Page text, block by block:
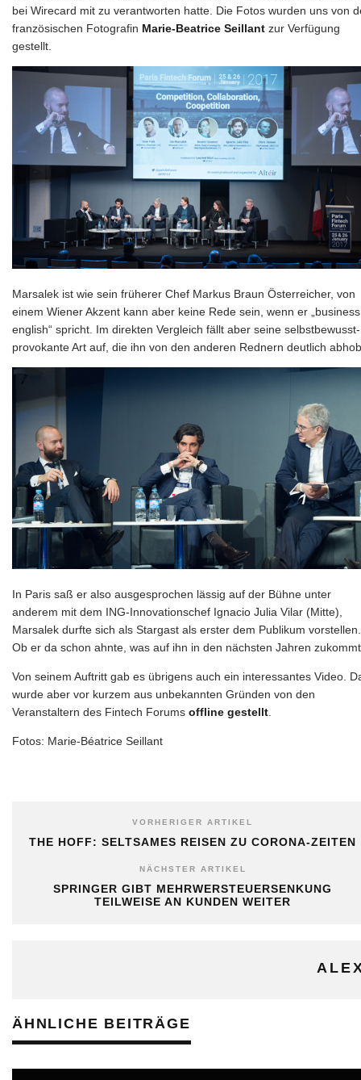
bei Wirecard mit zu verantworten hatte. Die Fotos wurden uns von
französischen Fotografin Marie-Beatrice Seillant zur Verfügung
gestellt.
Marsalek ist wie sein früherer Chef Markus Braun Österreicher, von
einem Wiener Akzent kann aber keine Rede sein, wenn er „business
english“ spricht. Im direkten Vergleich fällt aber seine selbstbewusst-
provokante Art auf, die ihn von den anderen Rednern deutlich
In Paris saß er also ausgesprochen lässig auf der Bühne unter
anderem mit dem ING-Innovationschef Ignacio Julia Vilar (Mitte),
Marsalek durfte sich als Stargast als erster dem Publikum vorstellen.
Ob er da schon ahnte, was auf ihn in den nächsten Jahren
Von seinem Auftritt gab es übrigens auch ein interessantes Video.
wurde aber vor kurzem aus unbekannten Gründen von den
Veranstaltern des Fintech Forums offline gestellt.
Fotos: Marie-Béatrice Seillant
VORHERIGER ARTIKEL
THE HOFF: SELTSAMES REISEN ZU CORONA-ZEITEN
NÄCHSTER ARTIKEL
SPRINGER GIBT MEHRWERSTEUERSENKUNG
TEILWEISE AN KUNDEN WEITER
ÄHNLICHE BEITRÄGE